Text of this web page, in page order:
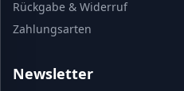
Rückgabe & Widerruf
Zahlungsarten
Newsletter